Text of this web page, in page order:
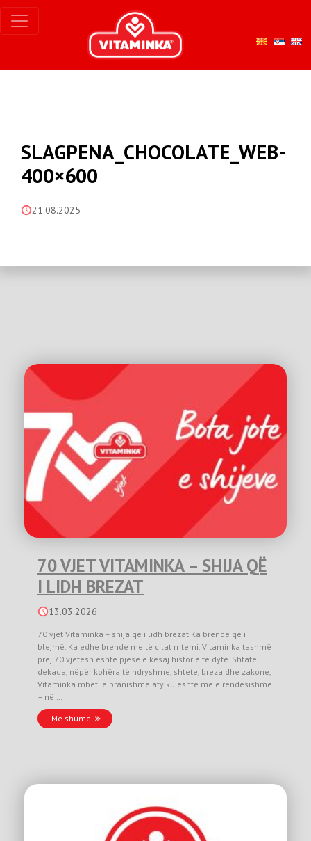
SLAGPENA_CHOCOLATE_WEB-
400×600
21.08.2025
70 VJET VITAMINKA – SHIJA QË
I LIDH BREZAT
13.03.2026
70 vjet Vitaminka – shija që i lidh brezat Ka brende që i
blejmë. Ka edhe brende me të cilat rritemi. Vitaminka tashmë
prej 70 vjetësh është pjesë e kësaj historie të dytë. Shtatë
dekada, nëpër kohëra të ndryshme, shtete, breza dhe zakone,
Vitaminka mbeti e pranishme aty ku është më e rëndësishme
– në …
Më shumë